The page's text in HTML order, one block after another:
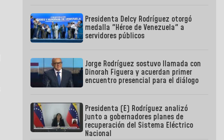
Presidenta Delcy Rodríguez otorgó
medalla "Héroe de Venezuela" a
servidores públicos
Jorge Rodríguez sostuvo llamada con
Dinorah Figuera y acuerdan primer
encuentro presencial para el diálogo
Presidenta (E) Rodríguez analizó
junto a gobernadores planes de
recuperación del Sistema Eléctrico
Nacional